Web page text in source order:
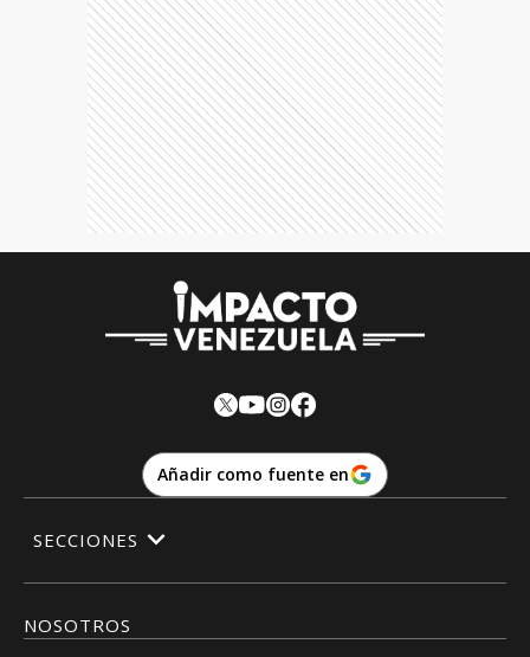
Añadir como fuente en
NOSOTROS
SECCIONES